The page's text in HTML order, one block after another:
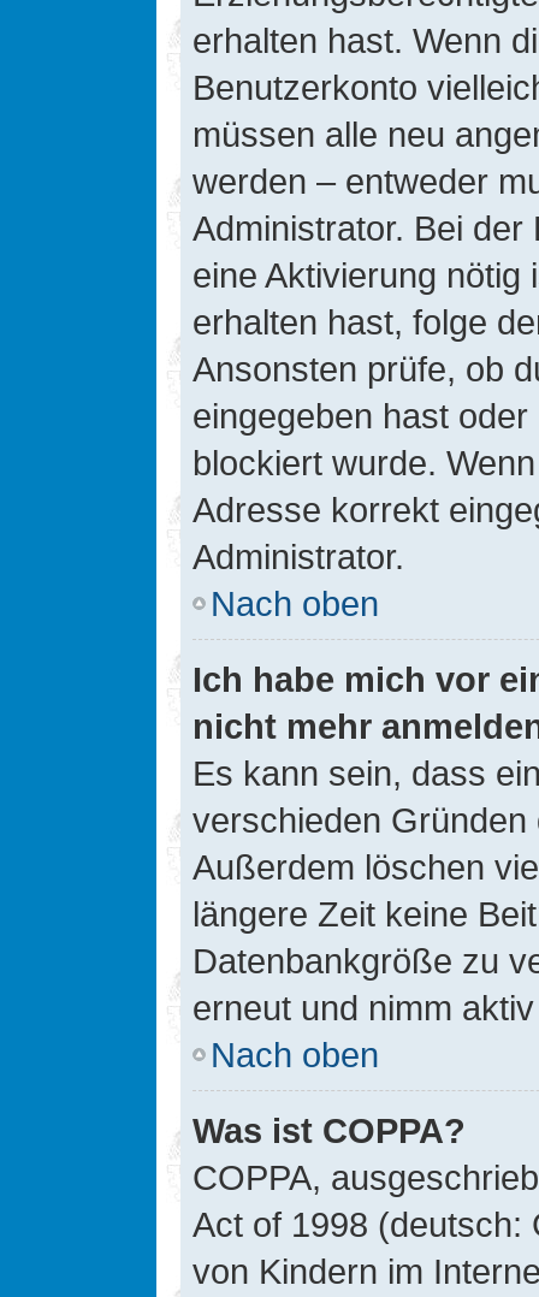
erhalten hast. Wenn
Benutzerkonto
müssen alle neu
werden – entweder
Administrator. Bei
eine Aktivierung nötig
erhalten hast, folge
Ansonsten prüfe, ob
eingegeben hast
blockiert wurde.
Adresse korrekt
Administrator.
Nach oben
Ich habe mich vor
nicht mehr
Es kann sein, dass
verschieden
Außerdem löschen
längere Zeit keine
Datenbankgröße zu
erneut und nimm
Nach oben
Was ist COPPA?
COPPA,
Act of 1998 (deutsch:
von Kindern im